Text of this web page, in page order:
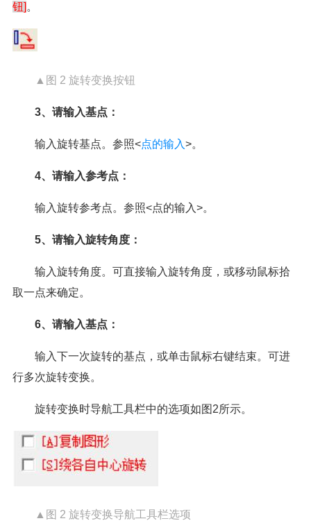
钮] 。
▲图 2 旋转变换按钮
3、请输入基点：
输入旋转基点。参照<点的输入>。
4、请输入参考点：
输入旋转参考点。参照<点的输入>。
5、请输入旋转角度：
输入旋转角度。可直接输入旋转角度，或移动鼠标拾
取一点来确定。
6、请输入基点：
输入下一次旋转的基点，或单击鼠标右键结束。可进
行多次旋转变换。
旋转变换时导航工具栏中的选项如图2所示。
▲图 2 旋转变换导航工具栏选项